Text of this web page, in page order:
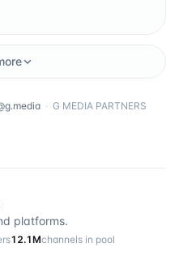
platforms.
12.1Mchannels in pool
· G MEDIA PARTNERS